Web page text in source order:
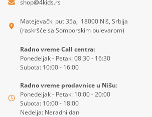
shop@4kids.rs
Matejevački put 35a, 18000 Niš, Srbija
(raskršće sa Somborskim bulevarom)
Radno vreme Call centra:
Ponedeljak - Petak: 08:30 - 16:30
Subota: 10:00 - 16:00
Radno vreme prodavnice u Nišu:
Ponedeljak - Petak: 10:00 - 20:00
Subota: 10:00 - 18:00
Nedelja: Neradni dan